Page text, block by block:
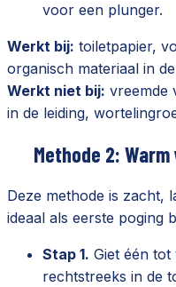
voor een plunger.
Werkt bij: toiletpapier,
organisch materiaal in
Werkt niet bij: vreemde
in de leiding,
Methode 2:
Deze methode is zacht,
ideaal als eerste poging
Stap 1. Giet één tot
rechtstreeks in de